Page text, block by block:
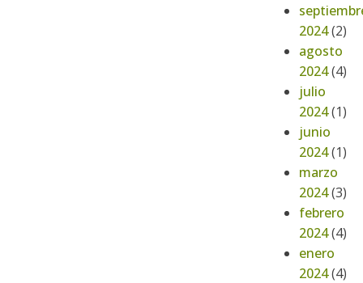
2024(2)
agosto
2024(4)
julio
2024(1)
junio
2024(1)
marzo
2024(3)
febrero
2024(4)
enero
2024(4)